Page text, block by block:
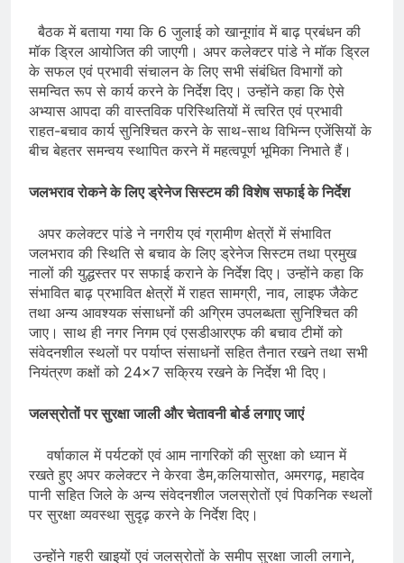
बैठक में बताया गया कि 6 जुलाई को खानूगांव में बाढ़ प्रबंधन की
मॉक ड्रिल आयोजित की जाएगी। अपर कलेक्टर पांडे ने मॉक ड्रिल
के सफल एवं प्रभावी संचालन के लिए सभी संबंधित विभागों को
समन्वित रूप से कार्य करने के निर्देश दिए। उन्होंने कहा कि ऐसे
अभ्यास आपदा की वास्तविक परिस्थितियों में त्वरित एवं प्रभावी
राहत-बचाव कार्य सुनिश्चित करने के साथ-साथ विभिन्न एजेंसियों के
बीच बेहतर समन्वय स्थापित करने में महत्वपूर्ण भूमिका निभाते हैं।
जलभराव रोकने के लिए ड्रेनेज सिस्टम की विशेष सफाई के निर्देश
अपर कलेक्टर पांडे ने नगरीय एवं ग्रामीण क्षेत्रों में संभावित
जलभराव की स्थिति से बचाव के लिए ड्रेनेज सिस्टम तथा प्रमुख
नालों की युद्धस्तर पर सफाई कराने के निर्देश दिए। उन्होंने कहा कि
संभावित बाढ़ प्रभावित क्षेत्रों में राहत सामग्री, नाव, लाइफ जैकेट
तथा अन्य आवश्यक संसाधनों की अग्रिम उपलब्धता सुनिश्चित की
जाए। साथ ही नगर निगम एवं एसडीआरएफ की बचाव टीमों को
संवेदनशील स्थलों पर पर्याप्त संसाधनों सहित तैनात रखने तथा सभी
नियंत्रण कक्षों को 24×7 सक्रिय रखने के निर्देश भी दिए।
जलस्रोतों पर सुरक्षा जाली और चेतावनी बोर्ड लगाए जाएं
वर्षाकाल में पर्यटकों एवं आम नागरिकों की सुरक्षा को ध्यान में
रखते हुए अपर कलेक्टर ने केरवा डैम,कलियासोत, अमरगढ़, महादेव
पानी सहित जिले के अन्य संवेदनशील जलस्रोतों एवं पिकनिक स्थलों
पर सुरक्षा व्यवस्था सुदृढ़ करने के निर्देश दिए।
उन्होंने गहरी खाइयों एवं जलस्रोतों के समीप सुरक्षा जाली लगाने,